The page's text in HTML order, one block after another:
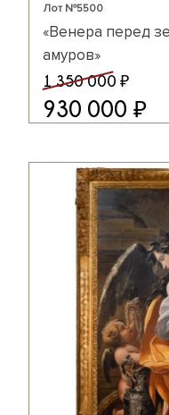
Лот №5500
«Венера перед
амуров»
1 350 000 ₽
930 000 ₽